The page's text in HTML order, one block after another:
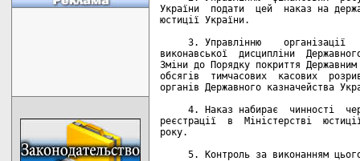
України  подати  цей  наказ на
юстиції України.
3. Управлінню    організації
виконавської  дисципліни
Зміни до Порядку покриття
обсягів  тимчасових  касових
органів Державного казначейства
4. Наказ набирає  чинності
реєстрації  в  Міністерстві
року.
5. Контроль за виконанням